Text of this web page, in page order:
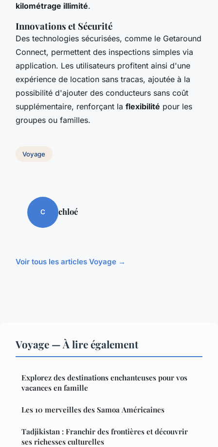
kilométrage illimité.
Innovations et Sécurité
Des technologies sécurisées, comme le Getaround
Connect, permettent des inspections simples via
application. Les utilisateurs profitent ainsi d'une
expérience de location sans tracas, ajoutée à la
possibilité d'ajouter des conducteurs sans coût
supplémentaire, renforçant la flexibilité pour les
groupes ou familles.
Voyage
C chloé
Voir tous les articles Voyage →
Voyage — À lire également
Explorez des destinations enchanteuses pour vos
vacances en famille
Les 10 merveilles des Samoa Américaines
Tadjikistan : Franchir des frontières et découvrir
ses richesses culturelles